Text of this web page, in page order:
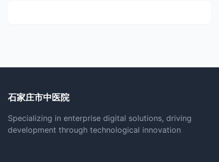
石家庄市中医院
Specializing in enterprise digital solutions, driving
development through technological innovation